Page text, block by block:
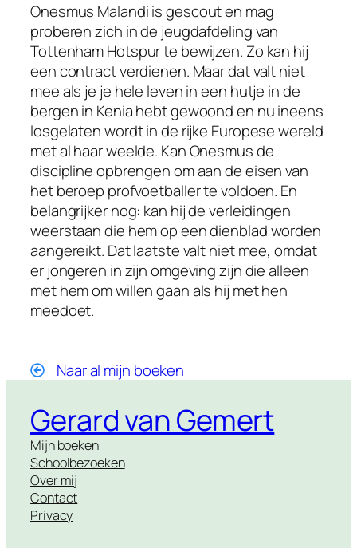
Onesmus Malandi is gescout en mag
proberen zich in de jeugdafdeling van
Tottenham Hotspur te bewijzen. Zo kan hij
een contract verdienen. Maar dat valt niet
mee als je je hele leven in een hutje in de
bergen in Kenia hebt gewoond en nu ineens
losgelaten wordt in de rijke Europese wereld
met al haar weelde. Kan Onesmus de
discipline opbrengen om aan de eisen van
het beroep profvoetballer te voldoen. En
belangrijker nog: kan hij de verleidingen
weerstaan die hem op een dienblad worden
aangereikt. Dat laatste valt niet mee, omdat
er jongeren in zijn omgeving zijn die alleen
met hem om willen gaan als hij met hen
meedoet.
Naar al mijn boeken
Gerard van Gemert
Mijn boeken
Schoolbezoeken
Over mij
Contact
Privacy